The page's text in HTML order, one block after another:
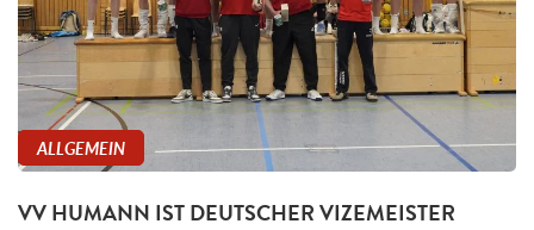
ALLGEMEIN
VV HUMANN IST DEUTSCHER VIZEMEISTER